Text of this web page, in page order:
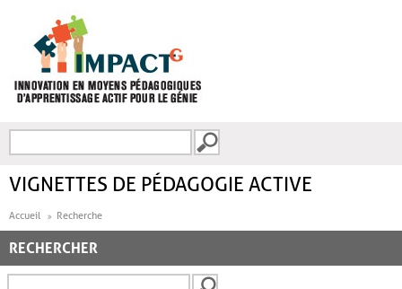
FORMULAIRE DE
VIGNETTES DE PÉDAGOGIE ACTIVE
Accueil Recherche
RECHERCHER